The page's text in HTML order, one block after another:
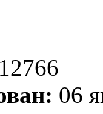
12766
06